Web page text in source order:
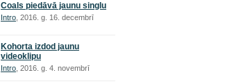
Coals piedāvā jaunu singlu
Intro , 2016. g. 16. decembrī
Kohorta izdod jaunu
videoklipu
Intro , 2016. g. 4. novembrī